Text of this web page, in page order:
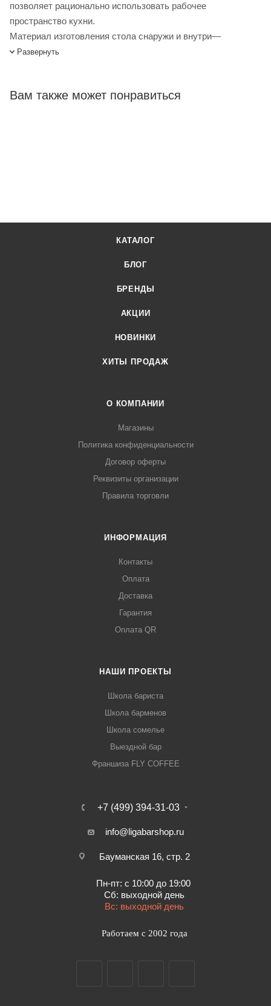
позволяет рационально использовать рабочее
пространство кухни.
Материал изготовления стола снаружи и внутри—
нержавеющая сталь AISI 202 толщиной 1 мм (за
Уплотнители с магнитной вставкой на дверях для
ассортимент, высокое качество товаров и выгодные цены.
всей России, заказать можно по телефону +7 (499) 394-31-
Развернуть
Вам также может понравиться
КАТАЛОГ
БЛОГ
БРЕНДЫ
АКЦИИ
НОВИНКИ
ХИТЫ ПРОДАЖ
О КОМПАНИИ
Магазины
Политика конфиденциальности
Договор оферты
Реквизиты организации
Правила торговли
ИНФОРМАЦИЯ
Контакты
Оплата
Доставка
Гарантия
Оплата QR
НАШИ ПРОЕКТЫ
Школа бариста
Школа барменов
Школа сомелье
Выездной бар
Франшиза FLY COFFEE
+7 (499) 394-31-03
info@ligabarshop.ru
Бауманская 16, стр. 2
Пн-пт: с 10:00 до 19:00
Сб: выходной день
Вс: выходной день
Работаем с 2002 года